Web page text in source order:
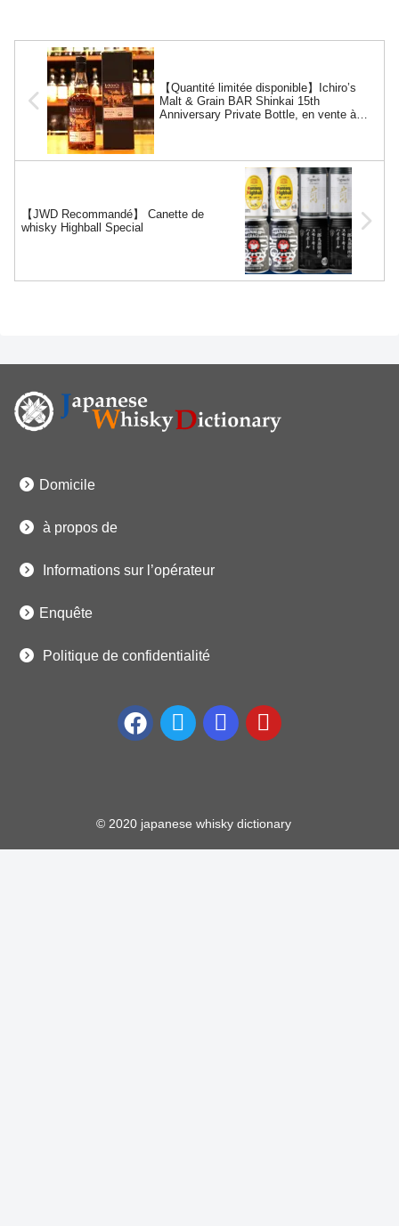
【Quantité limitée disponible】Ichiro’s
Malt & Grain BAR Shinkai 15th
Anniversary Private Bottle, en vente à
【JWD Recommandé】 Canette de
whisky Highball Special
Domicile
à propos de
Informations sur l’opérateur
Enquête
Politique de confidentialité
© 2020 japanese whisky dictionary